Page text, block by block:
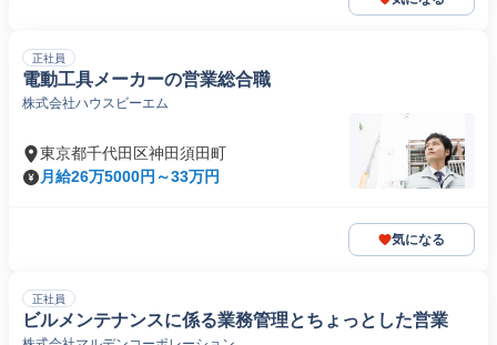
正社員
電動工具メーカーの営業総合職
株式会社ハウスビーエム
東京都千代田区神田須田町
月給26万5000円～33万円
気になる
正社員
ビルメンテナンスに係る業務管理とちょっとした営業